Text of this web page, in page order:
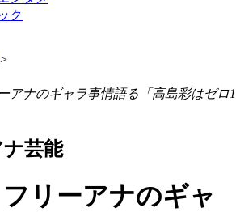
ク
>
アナのギャラ事情語る「高島彩はゼロ1
芸能
リーアナのギャ